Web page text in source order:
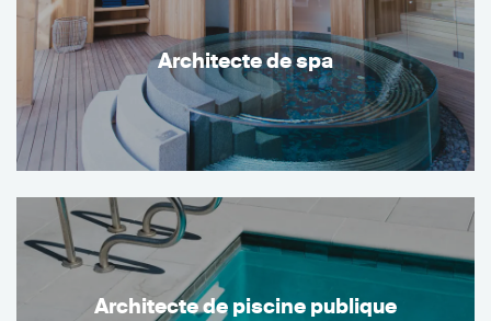
Architecte de spa
Architecte de piscine publique